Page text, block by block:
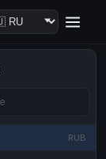
RUB